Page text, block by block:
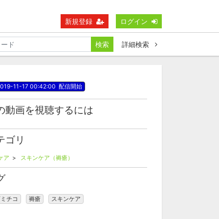
新規登録 ログイン
検索 詳細検索
11-17 00:42:00 配信開始
動画を視聴するには
ゴリ
ア > スキンケア（褥瘡）
チコ 褥瘡 スキンケア